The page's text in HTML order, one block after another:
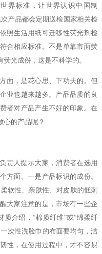
界标准，让世界认识中国制
产品都会定期送检国家相关检
照生活用纸可迁移性荧光剂检
合相应标准。不是单靠市面荧
光成份，这是不科学的。
，是花心思、下功夫的。但
业也越来越多。产品品质的良
者对产品产生不好的印象。在
心的产品呢？
人提示大家，消费者在选用
方面。一是产品标识的成份。
软性、亲肤性、对皮肤的低刺
大家注意的是，市场有一些企
质介绍，“棉质纤维”或“绵柔纤
次性洗脸巾的布面要均匀，洁
性，在使用过程中，才不容易